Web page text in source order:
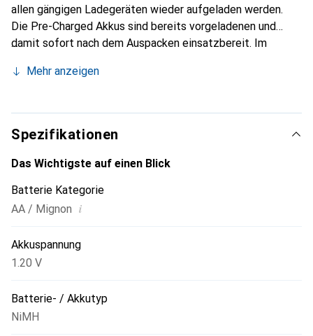
allen gängigen Ladegeräten wieder aufgeladen werden.
Die Pre-Charged Akkus sind bereits vorgeladenen und
damit sofort nach dem Auspacken einsatzbereit. Im
durch eine sehr geringe Selbstentladung aus. Einmal
Lagerung noch 75% ihrer Kapazität auf.
Mehr anzeigen
Spezifikationen
Das Wichtigste auf einen Blick
Batterie Kategorie
AA / Mignon i
Akkuspannung
1.20 V
Batterie- / Akkutyp
NiMH